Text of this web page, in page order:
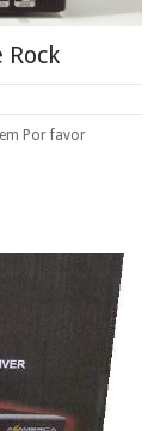
Rock
Por favor